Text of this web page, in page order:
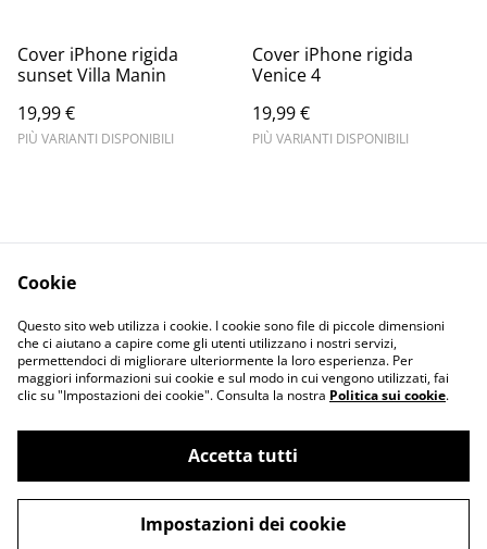
Cover iPhone rigida
sunset Villa Manin
19,99 €
PIÙ VARIANTI DISPONIBILI
Cover iPhone rigida
Venice 4
19,99 €
PIÙ VARIANTI DISPONIBILI
Informativa sulla
privacy
Terms and
conditions
©2026Merlin Visual
powered by
Cookie
Questo sito web utilizza i cookie. I cookie sono file di piccole dimensioni
che ci aiutano a capire come gli utenti utilizzano i nostri servizi,
permettendoci di migliorare ulteriormente la loro esperienza. Per
maggiori informazioni sui cookie e sul modo in cui vengono utilizzati, fai
clic su "Impostazioni dei cookie". Consulta la nostra Politica sui cookie.
Accetta tutti
Impostazioni dei cookie